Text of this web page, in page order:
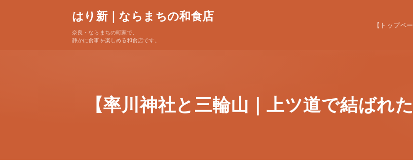
はり新｜ならまちの和食店
奈良・ならまちの町家で、
静かに食事を楽しめる和食店です。
【トップペー
【率川神社と三輪山｜上ツ道で結ばれ